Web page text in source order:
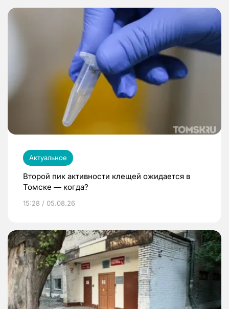
Актуальное
Второй пик активности клещей ожидается в
Томске — когда?
15:28 / 05.08.26